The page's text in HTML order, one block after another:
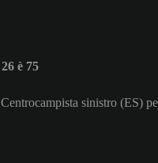
è 75
sinistro (ES)